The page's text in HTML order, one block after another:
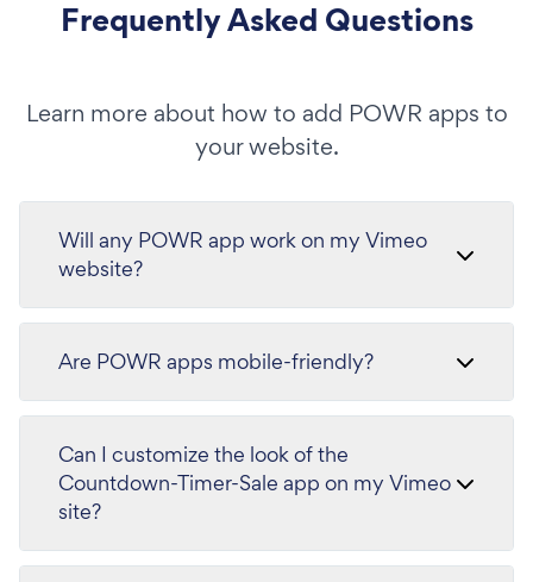
Frequently Asked Questions
Learn more about how to add POWR apps to
your website.
Will any POWR app work on my Vimeo
website?
Are POWR apps mobile-friendly?
Can I customize the look of the
Countdown-Timer-Sale app on my Vimeo
site?